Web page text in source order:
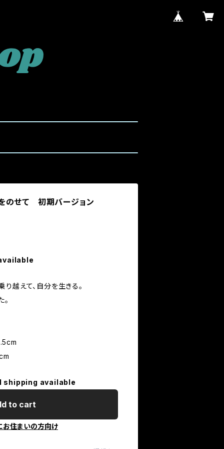
のせて 初期バージョン
越えて、自分を生きる。
shipping available
to cart
お住まいの方向け